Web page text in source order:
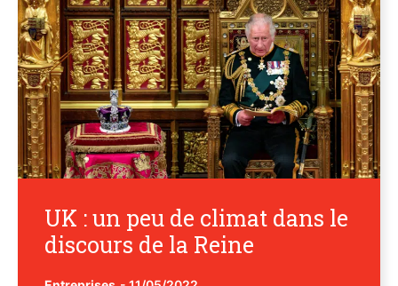
UK : un peu de climat dans le
discours de la Reine